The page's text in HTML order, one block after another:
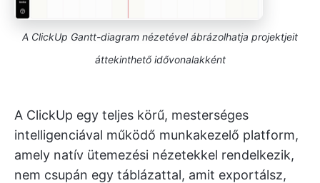
A ClickUp Gantt-diagram nézetével ábrázolhatja projektjeit
áttekinthető idővonalakként
A ClickUp egy teljes körű, mesterséges
intelligenciával működő munkakezelő platform,
amely natív ütemezési nézetekkel rendelkezik,
nem csupán egy táblázattal, amit exportálsz,